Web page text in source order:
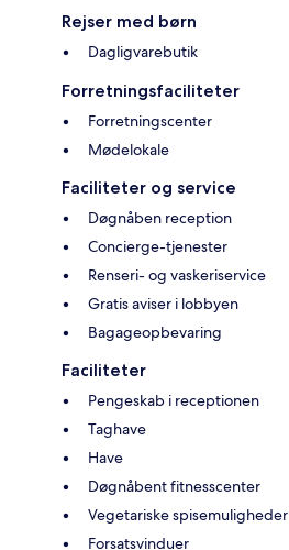
Rejser med børn
Dagligvarebutik
Forretningsfaciliteter
Forretningscenter
Mødelokale
Faciliteter og service
Døgnåben reception
Concierge-tjenester
Renseri- og vaskeriservice
Gratis aviser i lobbyen
Bagageopbevaring
Faciliteter
Pengeskab i receptionen
Taghave
Have
Døgnåbent fitnesscenter
Vegetariske spisemuligheder
Forsatsvinduer